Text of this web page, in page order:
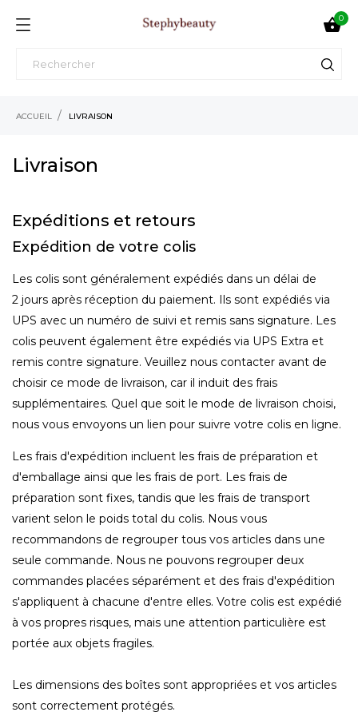
0
ACCUEIL LIVRAISON
Livraison
Expéditions et retours
Expédition de votre colis
Les colis sont généralement expédiés dans un délai de
2 jours après réception du paiement. Ils sont expédiés via
UPS avec un numéro de suivi et remis sans signature. Les
colis peuvent également être expédiés via UPS Extra et
remis contre signature. Veuillez nous contacter avant de
choisir ce mode de livraison, car il induit des frais
supplémentaires. Quel que soit le mode de livraison choisi,
nous vous envoyons un lien pour suivre votre colis en ligne.
Les frais d'expédition incluent les frais de préparation et
d'emballage ainsi que les frais de port. Les frais de
préparation sont fixes, tandis que les frais de transport
varient selon le poids total du colis. Nous vous
recommandons de regrouper tous vos articles dans une
seule commande. Nous ne pouvons regrouper deux
commandes placées séparément et des frais d'expédition
s'appliquent à chacune d'entre elles. Votre colis est expédié
à vos propres risques, mais une attention particulière est
portée aux objets fragiles.
Les dimensions des boîtes sont appropriées et vos articles
sont correctement protégés.